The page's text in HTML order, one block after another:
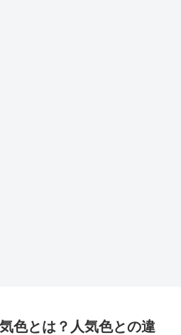
色とは？人気色との違